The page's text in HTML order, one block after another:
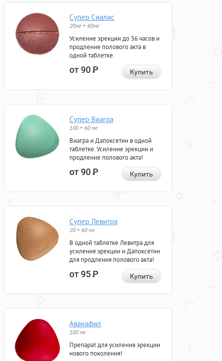
Супер Сиалис
20мг + 60мг
Усиление эрекции до 36 часов и
продление полового акта в
одной таблетке.
от 90Р Купить
Супер Виагра
100 + 60 мг
Виагра и Дапоксетин в одной
таблетке. Усиление эрекции и
продление полового акта!
от 90Р Купить
Супер Левитра
20 + 60 мг
В одной таблетке Левитра для
усиления эрекции и Дапоксетин
для продления полового акта!
от 95Р Купить
Аванафил
100 мг
Препарат для усиления эрекции
нового поколения!